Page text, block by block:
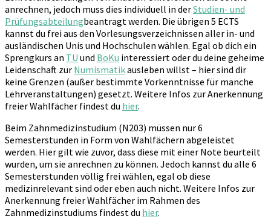
anrechnen, jedoch muss dies individuell in derStudien- und
Prüfungsabteilungbeantragt werden. Die übrigen 5 ECTS
kannst du frei aus den Vorlesungsverzeichnissen aller in- und
ausländischen Unis und Hochschulen wählen. Egal ob dich ein
Sprengkurs an TU und BoKu interessiert oder du deine geheime
Leidenschaft zur Numismatikausleben willst – hier sind dir
keine Grenzen (außer bestimmte Vorkenntnisse für manche
Lehrveranstaltungen) gesetzt. Weitere Infos zur Anerkennung
freier Wahlfächer findest du hier.
Beim Zahnmedizinstudium (N203) müssen nur 6
Semesterstunden in Form von Wahlfächern abgeleistet
werden. Hier gilt wie zuvor, dass diese mit einer Note beurteilt
wurden, um sie anrechnen zu können. Jedoch kannst du alle 6
Semesterstunden völlig frei wählen, egal ob diese
medizinrelevant sind oder eben auch nicht. Weitere Infos zur
Anerkennung freier Wahlfächer im Rahmen des
Zahnmedizinstudiums findest du hier.